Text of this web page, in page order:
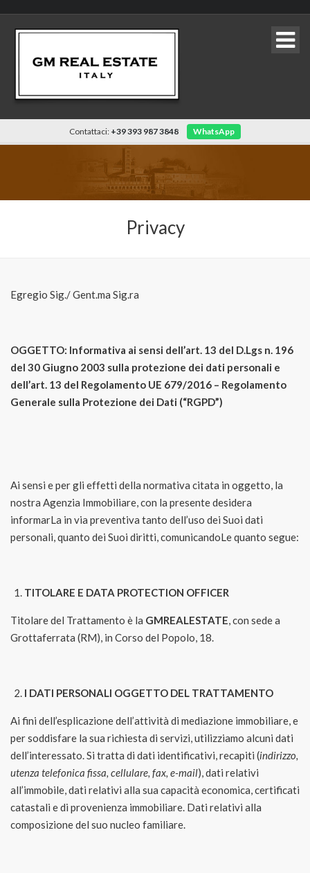
Contattaci: +39 393 987 3848 WhatsApp
Privacy
Egregio Sig./ Gent.ma Sig.ra
OGGETTO: Informativa ai sensi dell’art. 13 del D.Lgs n. 196
del 30 Giugno 2003 sulla protezione dei dati personali e
dell’art. 13 del Regolamento UE 679/2016 – Regolamento
Generale sulla Protezione dei Dati (“RGPD”)
Ai sensi e per gli effetti della normativa citata in oggetto, la
nostra Agenzia Immobiliare, con la presente desidera
informarLa in via preventiva tanto dell’uso dei Suoi dati
personali, quanto dei Suoi diritti, comunicandoLe quanto segue:
TITOLARE E DATA PROTECTION OFFICER
Titolare del Trattamento è la GMREALESTATE, con sede a
Grottaferrata (RM), in Corso del Popolo, 18.
I DATI PERSONALI OGGETTO DEL TRATTAMENTO
Ai fini dell’esplicazione dell’attività di mediazione immobiliare, e
per soddisfare la sua richiesta di servizi, utilizziamo alcuni dati
dell’interessato. Si tratta di dati identificativi, recapiti (indirizzo,
utenza telefonica fissa, cellulare, fax, e-mail), dati relativi
all’immobile, dati relativi alla sua capacità economica, certificati
catastali e di provenienza immobiliare. Dati relativi alla
composizione del suo nucleo familiare.